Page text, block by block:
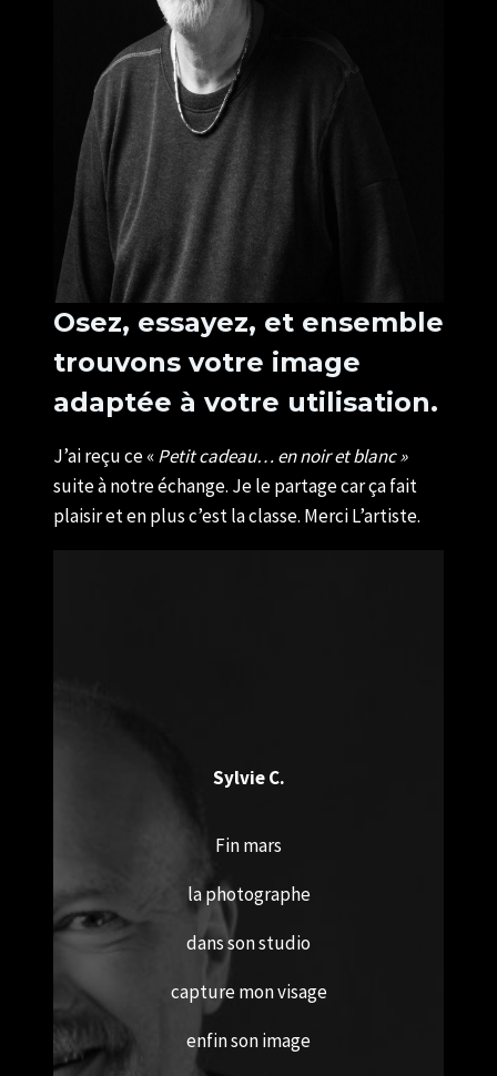
Osez, essayez, et ensemble
trouvons votre image
adaptée à votre utilisation.
J’ai reçu ce «Petit cadeau… en noir et blanc »
suite à notre échange. Je le partage car ça fait
plaisir et en plus c’est la classe. Merci L’artiste.
Sylvie C.
Fin mars
la photographe
dans son studio
capture mon visage
enfin son image